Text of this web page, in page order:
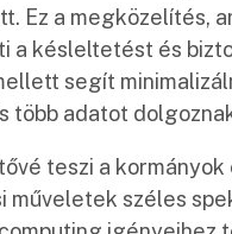
Ez a megközelítés,
a késleltetést és
segít
több adatot
teszi a
műveletek széles